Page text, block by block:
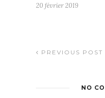
20 février 2019
PREVIOUS POST
NO